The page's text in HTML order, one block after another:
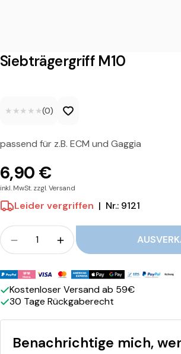
g
f
M
1
0
Siebträgergriff M10
★★★★★
★★★★★(0)
passend für z.B. ECM und Gaggia
6,90 €
inkl. MwSt. zzgl. Versand
Leider vergriffen | Nr.: 9121
Menge
Menge für Siebträgergriff M10
Menge für
Zahlungsmethoden
Kostenloser Versand ab 59€
30 Tage Rückgaberecht
Benachrichtige mich,